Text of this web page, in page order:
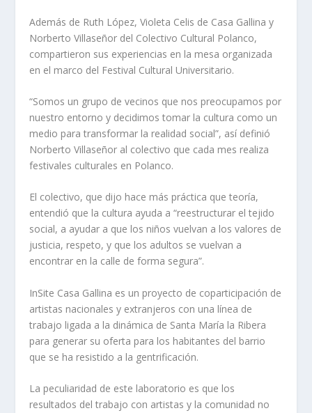
Además de Ruth López, Violeta Celis de Casa Gallina y
Norberto Villaseñor del Colectivo Cultural Polanco,
compartieron sus experiencias en la mesa organizada
en el marco del Festival Cultural Universitario.
“Somos un grupo de vecinos que nos preocupamos por
nuestro entorno y decidimos tomar la cultura como un
medio para transformar la realidad social”, así definió
Norberto Villaseñor al colectivo que cada mes realiza
festivales culturales en Polanco.
El colectivo, que dijo hace más práctica que teoría,
entendió que la cultura ayuda a “reestructurar el tejido
social, a ayudar a que los niños vuelvan a los valores de
justicia, respeto, y que los adultos se vuelvan a
encontrar en la calle de forma segura”.
InSite Casa Gallina es un proyecto de coparticipación de
artistas nacionales y extranjeros con una línea de
trabajo ligada a la dinámica de Santa María la Ribera
para generar su oferta para los habitantes del barrio
que se ha resistido a la gentrificación.
La peculiaridad de este laboratorio es que los
resultados del trabajo con artistas y la comunidad no